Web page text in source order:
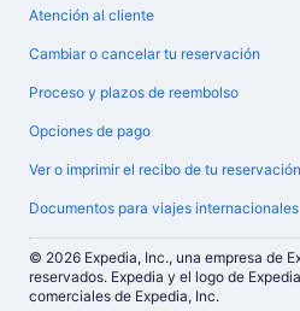
Atención al cliente
Cambiar o cancelar tu reservación
Proceso y plazos de reembolso
Opciones de pago
Ver o imprimir el recibo de tu reservación
Documentos para viajes internacionales
© 2026 Expedia, Inc., una empresa de
reservados. Expedia y el logo de
comerciales de Expedia, Inc.